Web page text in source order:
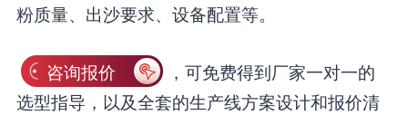
粉质量、出沙要求、设备配置等。
咨询报价
，可免费得到厂家一对一的
选型指导，以及全套的生产线方案设计和报价清